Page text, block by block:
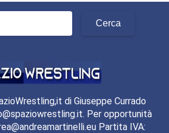
di Giuseppe Currado
Per opportunità
Partita IVA: